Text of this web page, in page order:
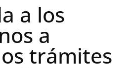
a los
a
trámites